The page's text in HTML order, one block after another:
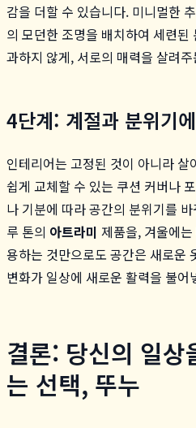
감을 더할 수 있습니다. 미니멀한
의 모던한 조명을 배치하여 세련
과하지 않게, 서로의 매력을 살려
4단계: 계절과 분위기
인테리어는 고정된 것이 아니라
쉽게 교체할 수 있는 쿠션 커버나
나 기분에 따라 공간의 분위기를
루 톤의 아트라미 제품을, 겨울에
용하는 것만으로도 공간은 새로운
변화가 일상에 새로운 활력을 불어
결론: 당신의 일상
는 선택, 뚜누